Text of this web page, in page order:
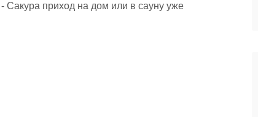
Сакура приход на дом или в сауну уже